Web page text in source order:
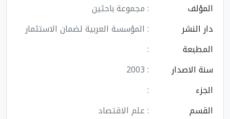
المؤلف
: مجموعة باحثين
دار النشر
: المؤسسة العربية لضمان الاستثمار
المطبعة
:
سنة الاصدار
: 2003
الجزء
:
القسم
: علم الاقتصاد